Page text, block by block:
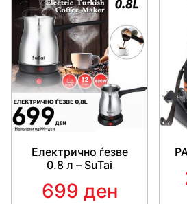
Relax & Tone единствен апарат со
опуштате додека истовремено
Електрично ѓезве
0.8 л – SuTai
699 ден